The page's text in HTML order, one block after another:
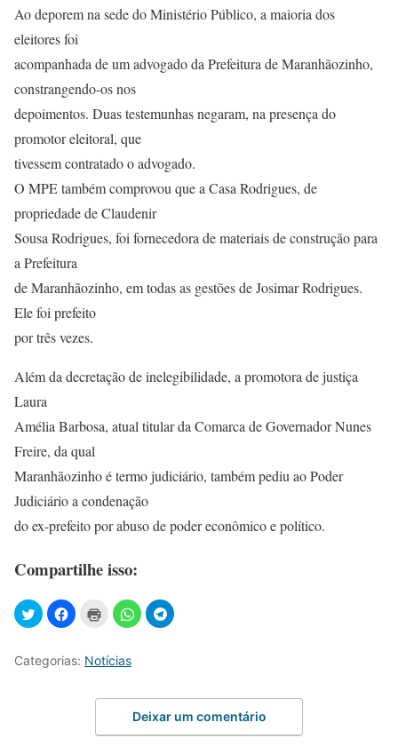
Ao deporem na sede do Ministério Público, a maioria dos
eleitores foi
acompanhada de um advogado da Prefeitura de Maranhãozinho,
constrangendo-os nos
depoimentos. Duas testemunhas negaram, na presença do
promotor eleitoral, que
tivessem contratado o advogado.
O MPE também comprovou que a Casa Rodrigues, de
propriedade de Claudenir
Sousa Rodrigues, foi fornecedora de materiais de construção para
a Prefeitura
de Maranhãozinho, em todas as gestões de Josimar Rodrigues.
Ele foi prefeito
por três vezes.
Além da decretação de inelegibilidade, a promotora de justiça
Laura
Amélia Barbosa, atual titular da Comarca de Governador Nunes
Freire, da qual
Maranhãozinho é termo judiciário, também pediu ao Poder
Judiciário a condenação
do ex-prefeito por abuso de poder econômico e político.
Compartilhe isso:
Categorias: Notícias
Deixar um comentário